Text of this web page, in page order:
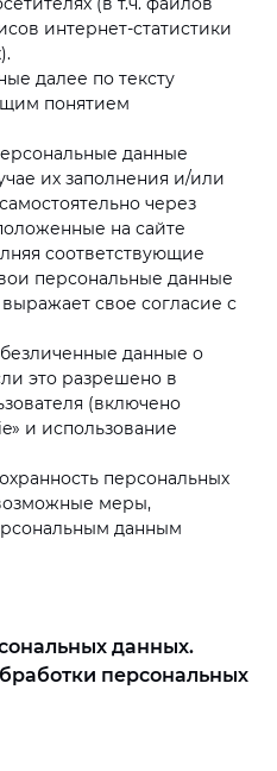
интернет-статистики
далее по тексту
понятием
данные
их заполнения и/или
через
на сайте
соответствующие
персональные данные
свое согласие с
данные о
это разрешено в
(включено
и использование
персональных
меры,
данным
данных.
персональных